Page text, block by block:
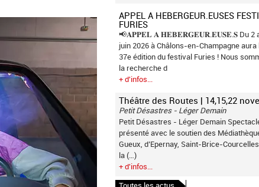
APPEL A HEBERGEUR.EUSES
FURIES
📢𝐀𝐏𝐏𝐄𝐋 𝐀 𝐇𝐄𝐁𝐄𝐑𝐆𝐄𝐔𝐑.𝐄𝐔𝐒𝐄.𝐒 Du 2
juin 2026 à Châlons-en-Champagne aura
37e édition du festival Furies ! Nous
la recherche d
+ d'infos...
Théâtre des Routes | 14,15,22
Petit Désastres - Léger Demain
Petit Désastres - Léger Demain
présenté avec le soutien des
Gueux, d’Epernay, Saint-Brice-
la (…)
+ d'infos...